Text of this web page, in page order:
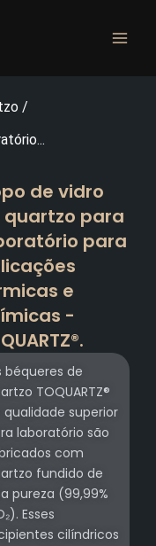
/
de vidro
quartzo para
para
e
-
béqueres de
TOQUARTZ®
qualidade superior
laboratório são
com
fundido de
pureza (99,99%
Esses
cilíndricos